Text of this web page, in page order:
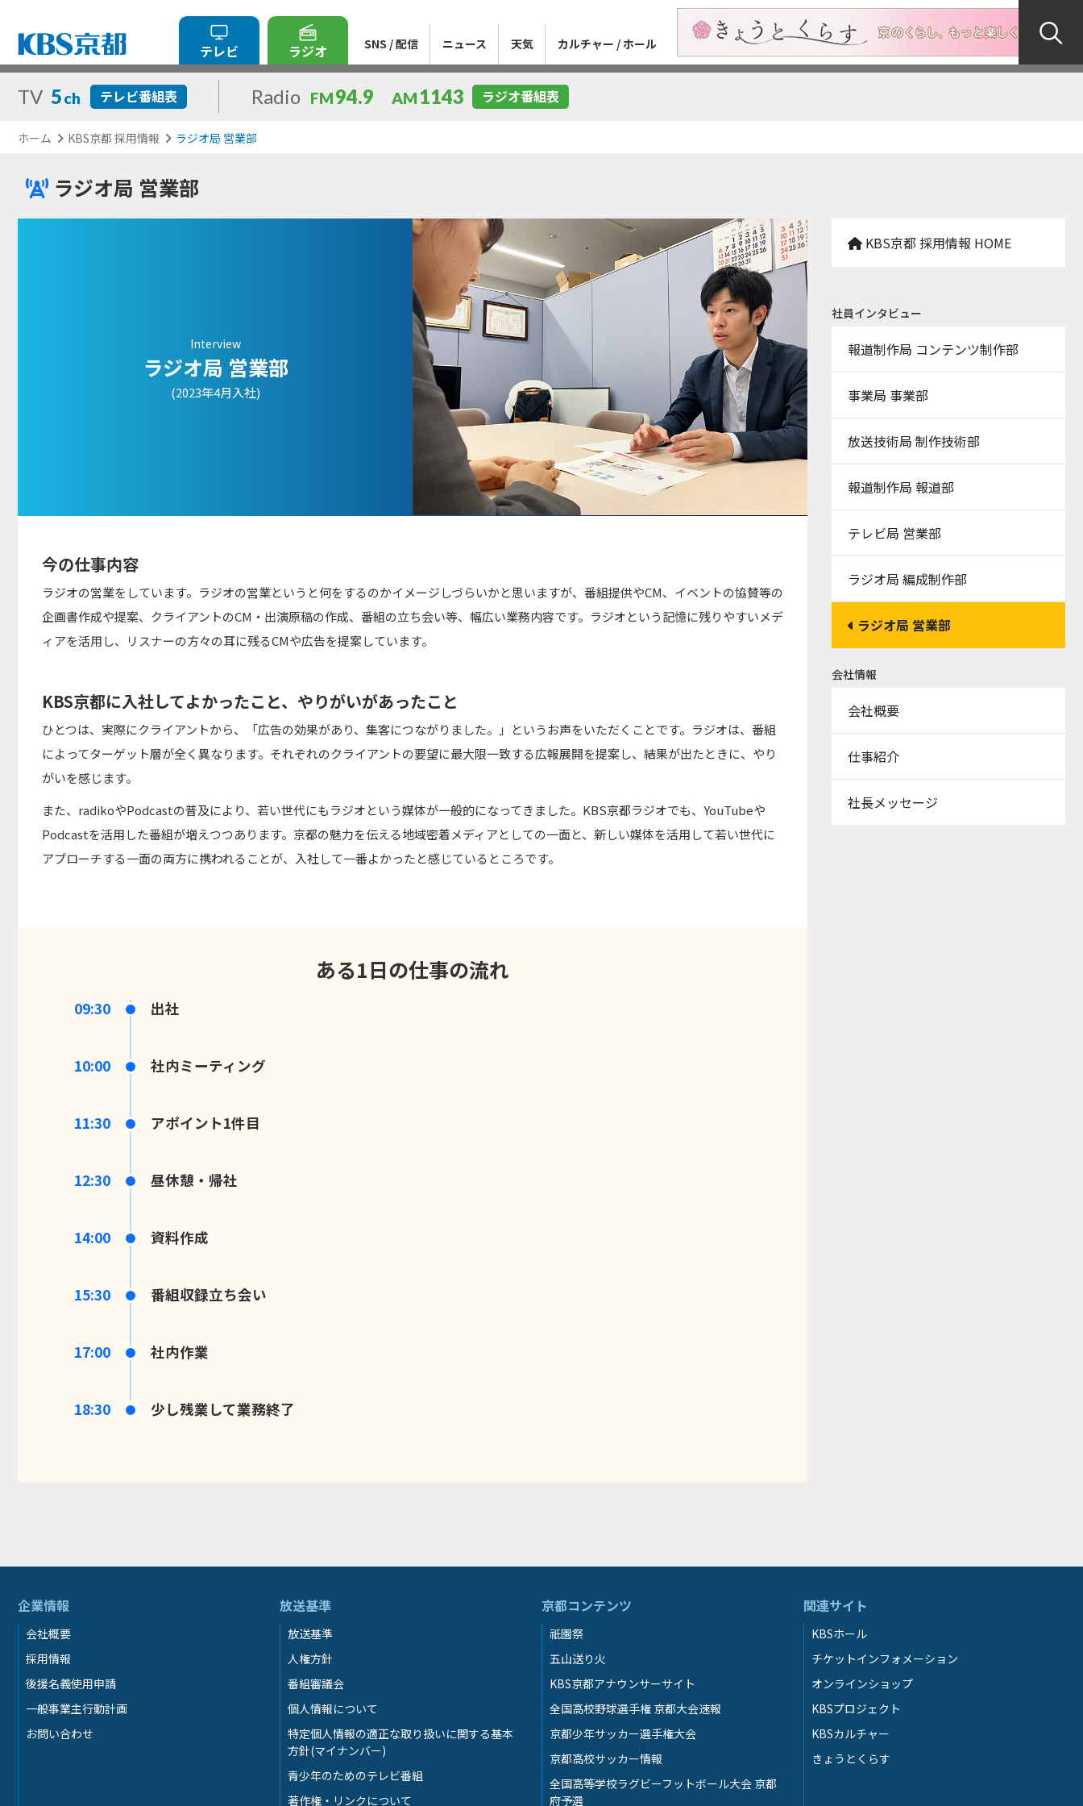
テレビ ラジオ SNS / 配信 ニュース 天気 カルチャー / ホール
TV 5ch テレビ番組表 Radio FM94.9 AM1143 ラジオ番組表
ホーム KBS京都 採用情報 ラジオ局 営業部
ラジオ局 営業部
Interview
ラジオ局 営業部
(2023年4月入社)
今の仕事内容
ラジオの営業をしています。ラジオの営業というと何をするのかイメージしづらいかと思いますが、番組提供やCM、イベントの協賛等の
企画書作成や提案、クライアントのCM・出演原稿の作成、番組の立ち会い等、幅広い業務内容です。ラジオという記憶に残りやすいメデ
ィアを活用し、リスナーの方々の耳に残るCMや広告を提案しています。
KBS京都に入社してよかったこと、やりがいがあったこと
ひとつは、実際にクライアントから、「広告の効果があり、集客につながりました。」というお声をいただくことです。ラジオは、番組
によってターゲット層が全く異なります。それぞれのクライアントの要望に最大限一致する広報展開を提案し、結果が出たときに、やり
がいを感じます。
また、radikoやPodcastの普及により、若い世代にもラジオという媒体が一般的になってきました。KBS京都ラジオでも、YouTubeや
Podcastを活用した番組が増えつつあります。京都の魅力を伝える地域密着メディアとしての一面と、新しい媒体を活用して若い世代に
アプローチする一面の両方に携われることが、入社して一番よかったと感じているところです。
ある1日の仕事の流れ
09:30 出社
10:00 社内ミーティング
11:30 アポイント1件目
12:30 昼休憩・帰社
14:00 資料作成
15:30 番組収録立ち会い
17:00 社内作業
18:30 少し残業して業務終了
KBS京都 採用情報 HOME
社員インタビュー
報道制作局 コンテンツ制作部
事業局 事業部
放送技術局 制作技術部
報道制作局 報道部
テレビ局 営業部
ラジオ局 編成制作部
ラジオ局 営業部
会社情報
会社概要
仕事紹介
社長メッセージ
企業情報
会社概要
採用情報
後援名義使用申請
一般事業主行動計画
お問い合わせ
放送基準
放送基準
人権方針
番組審議会
個人情報について
特定個人情報の適正な取り扱いに関する基本
方針(マイナンバー)
青少年のためのテレビ番組
著作権・リンクについて
京都コンテンツ
祇園祭
五山送り火
KBS京都アナウンサーサイト
全国高校野球選手権 京都大会速報
京都少年サッカー選手権大会
京都高校サッカー情報
全国高等学校ラグビーフットボール大会 京都
府予選
関連サイト
KBSホール
チケットインフォメーション
オンラインショップ
KBSプロジェクト
KBSカルチャー
きょうとくらす